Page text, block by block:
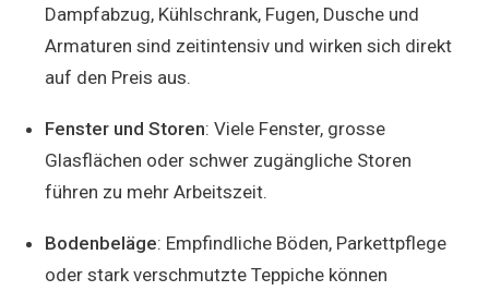
Dampfabzug, Kühlschrank, Fugen, Dusche und
Armaturen sind zeitintensiv und wirken sich direkt
auf den Preis aus.
Fenster und Storen: Viele Fenster, grosse
Glasflächen oder schwer zugängliche Storen
führen zu mehr Arbeitszeit.
Bodenbeläge: Empfindliche Böden, Parkettpflege
oder stark verschmutzte Teppiche können